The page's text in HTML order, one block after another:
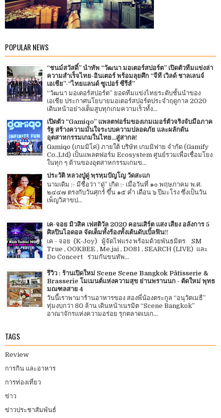
POPULAR NEWS
“ชนม์สวัสดิ์” นำทัพ “วัฒนา มอเตอร์สปอร์ต” เปิดตัวทีมแข่งล่า
ความสำเร็จไทย-อินเตอร์ พร้อมลุยศึก “จีที เวิลด์ ชาลเลนจ์
เอเชีย”-“ไทยแลนด์ ซูเปอร์ ซีรีส์”
“วัฒนา มอเตอร์สปอร์ต” ยอดทีมแข่งไทยระดับชั้นนำของ
เอเชีย ประกาศนโยบายมอเตอร์สปอร์ตประจำฤดูกาล 2020
เดินหน้าอย่างเต็มสูบทุกเกมความเร็วทั้ง...
เปิดตัว “Gamiqo” แพลตฟอร์มของเกมเมอร์ตัวจริงจับมือภาค
รัฐ สร้างความมั่นใจระบบความปลอดภัย และผลักดัน
อุตสาหกรรมเกมในไทย...สู่สากล!
Gamiqo (เกมมิโค่) ภายใต้ บริษัท เกมมิฟาย จำกัด (Gamify
Co.,Ltd) เป็นแพลตฟอร์ม Ecosystem ศูนย์รวมเพื่อเชื่อมโยง
ในทุก ๆ ด้านของอุตสาหกรรมเกมข...
ประวัติ หลวงปู่ดู่ พฺรหฺมปัญโญ วัดสะแก
นามเดิม :- มีชื่อว่า “ดู่” เกิด :- เมื่อวันที่ ๑๐ พฤษภาคม พ.ศ.
๒๔๔๗ ตรงกับวันศุกร์ ขึ้น ๑๕ ค่ำ เดือน ๖ ปีมะโรง ซึ่งเป็นวัน
เพ็ญวิสาขป...
เค-จอย มิวสิค เฟสติวัล 2020 คอนเสิร์ต แสง เสียง อลังการ 5
ศิลปินไอดอล จัดเต็มทั้งร้องทั้งเต้นดับเบิ้ลฟิน!!
เค - จอย (K-Joy) ผู้จัดไฟแรง พร้อมด้วยพันธมิตร SM
True , OOKBEE , Me.jai , DO81 , SEARCH (LIVE) และ
Do Concert ร่วมกันขนทัพ...
รีวิว : ร้านเปิดใหม่ Scene Scene Bangkok Pâtisserie &
Brasserie โมเมนต์แห่งความสุข ย่านพรานนก - ตัดใหม่ พุทธ
มณฑลสาย 4
วันนี้เราพามาร้านอาหารของ สองพี่น้องตระกูล “อนุวัตเมธี”
ทุ่มงบกว่า 80 ล้าน เดินหน้าเนรมิต “Scene Bangkok”
อาณาจักรแห่งความอร่อย รุกตลาดเบเก...
TAGS
Review
การกิน และอาหาร
การท่องเที่ยว
ข่าว
ข่าวประชาสัมพันธ์